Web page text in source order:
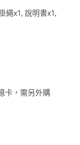
繩x1, 說明書x1,
卡，需另外購